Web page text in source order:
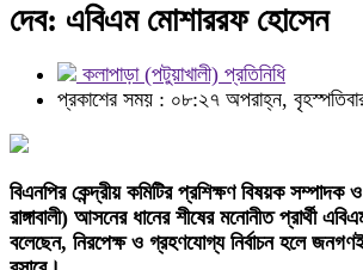
দেব: এবিএম মোশাররফ হোসেন
কলাপাড়া (পটুয়াখালী) প্রতিনিধি
প্রকাশের সময় : ০৮:২৭ অপরাহ্ন,
বিএনপির কেন্দ্রীয় কমিটির প্রশিক্ষণ বিষয়ক সম্পাদক
রাঙ্গাবালী) আসনের ধানের শীষের মনোনীত প্রার্থী
বলেছেন, নিরপেক্ষ ও গ্রহণযোগ্য নির্বাচন হলে জনগণই